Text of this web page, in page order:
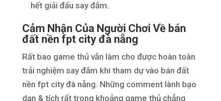
hết giải đấu say đắm.
Cảm Nhận Của Người Chơi Về bán
đất nền fpt city đà nẵng
Rất bao game thủ vẫn làm cho được hoàn toàn
trải nghiệm say đắm khi tham dự vào bán đất
nền fpt city đà nẵng. Những comment lành bạo
dạn & tích rất trong khoảng game thủ chẳng